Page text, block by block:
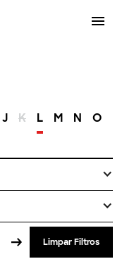
J K L M N O
Limpar Filtros